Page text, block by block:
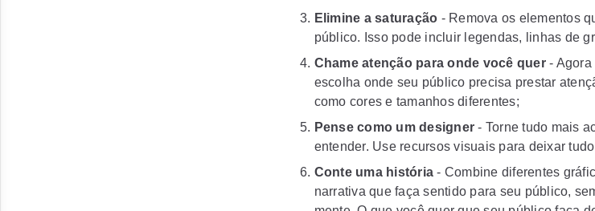
Elimine a saturação - Remova os elementos
público. Isso pode incluir legendas, linhas de
Chame atenção para onde você quer- Agora
escolha onde seu público precisa prestar
como cores e tamanhos diferentes;
Pense como um designer - Torne tudo mais
entender. Use recursos visuais para deixar
Conte uma história - Combine diferentes
narrativa que faça sentido para seu público,